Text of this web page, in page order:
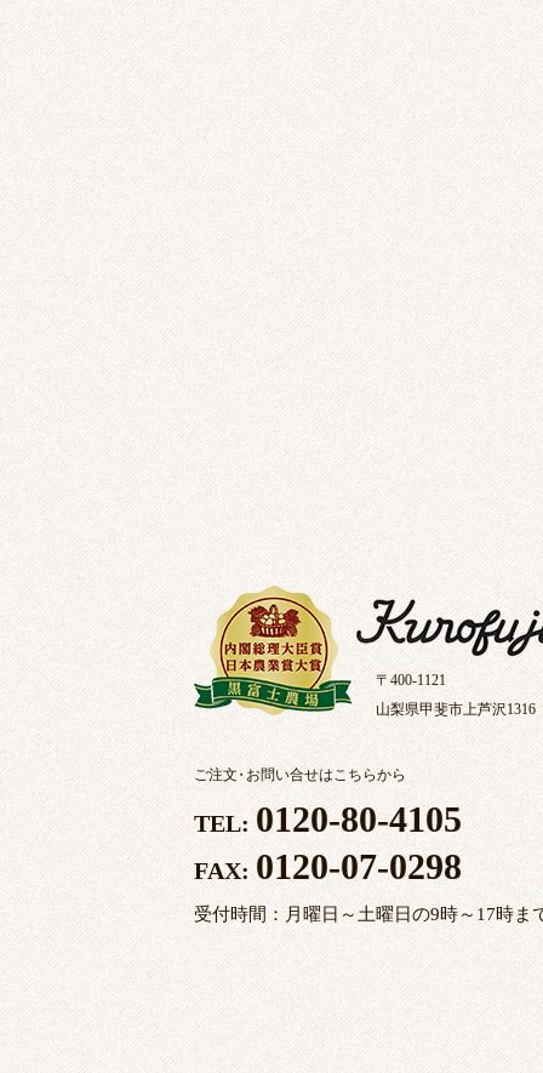
〒400-1121
山梨県甲斐市上芦沢1316
ご注文・お問い合せはこちらから
TEL: 0120-80-4105
FAX: 0120-07-0298
受付時間：月曜日～土曜日の9時～17時ま